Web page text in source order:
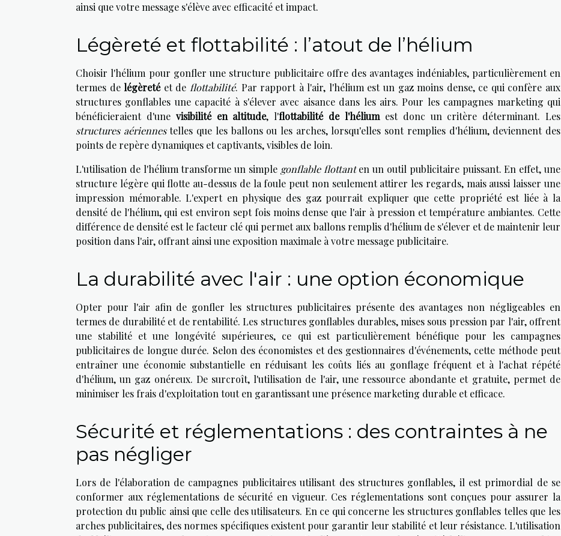
ainsi que votre message s'élève avec efficacité et impact.
Légèreté et flottabilité : l’atout de l’hélium
Choisir l'hélium pour gonfler une structure publicitaire offre des avantages indéniables, particulièrement en
termes delégèretéet de flottabilité. Par rapport à l'air, l'hélium est un gaz moins dense, ce qui confère aux
structures gonflables une capacité à s'élever avec aisance dans les airs. Pour les campagnes marketing qui
bénéficieraient d'une visibilité en altitude, l'flottabilité de l'héliumest donc un critère déterminant. Les
structures aériennestelles que les ballons ou les arches, lorsqu'elles sont remplies d'hélium, deviennent des
points de repère dynamiques et captivants, visibles de loin.
L'utilisation de l'hélium transforme un simple gonflable flottanten un outil publicitaire puissant. En effet, une
structure légère qui flotte au-dessus de la foule peut non seulement attirer les regards, mais aussi laisser une
impression mémorable. L'expert en physique des gaz pourrait expliquer que cette propriété est liée à la
densité de l'hélium, qui est environ sept fois moins dense que l'air à pression et température ambiantes. Cette
différence de densité est le facteur clé qui permet aux ballons remplis d'hélium de s'élever et de maintenir leur
position dans l'air, offrant ainsi une exposition maximale à votre message publicitaire.
La durabilité avec l'air : une option économique
Opter pour l'air afin de gonfler les structures publicitaires présente des avantages non négligeables en
termes de durabilité et de rentabilité. Les structures gonflables durables, mises sous pression par l'air, offrent
une stabilité et une longévité supérieures, ce qui est particulièrement bénéfique pour les campagnes
publicitaires de longue durée. Selon des économistes et des gestionnaires d'événements, cette méthode peut
entraîner une économie substantielle en réduisant les coûts liés au gonflage fréquent et à l'achat répété
d'hélium, un gaz onéreux. De surcroît, l'utilisation de l'air, une ressource abondante et gratuite, permet de
minimiser les frais d'exploitation tout en garantissant une présence marketing durable et efficace.
Sécurité et réglementations : des contraintes à ne
pas négliger
Lors de l'élaboration de campagnes publicitaires utilisant des structures gonflables, il est primordial de se
conformer aux réglementations de sécurité en vigueur. Ces réglementations sont conçues pour assurer la
protection du public ainsi que celle des utilisateurs. En ce qui concerne les structures gonflables telles que les
arches publicitaires, des normes spécifiques existent pour garantir leur stabilité et leur résistance. L'utilisation